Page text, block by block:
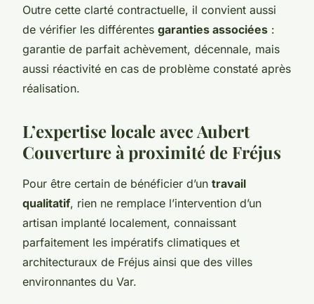
Outre cette clarté contractuelle, il convient aussi
de vérifier les différentes garanties associées :
garantie de parfait achèvement, décennale, mais
aussi réactivité en cas de problème constaté après
réalisation.
L’expertise locale avec Aubert
Couverture à proximité de Fréjus
Pour être certain de bénéficier d’un travail
qualitatif, rien ne remplace l’intervention d’un
artisan implanté localement, connaissant
parfaitement les impératifs climatiques et
architecturaux de Fréjus ainsi que des villes
environnantes du Var.